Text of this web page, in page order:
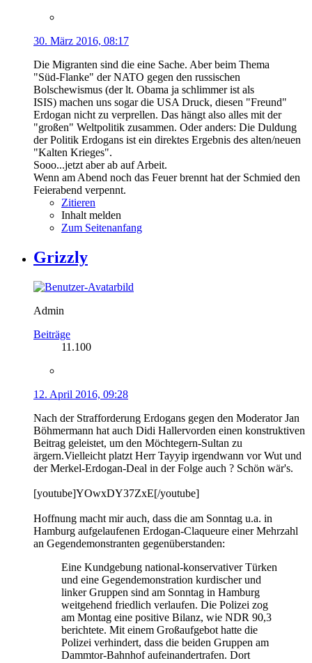
30. März 2016, 08:17
Die Migranten sind die eine Sache. Aber beim Thema
"Süd-Flanke" der NATO gegen den russischen
Bolschewismus (der lt. Obama ja schlimmer ist als
ISIS) machen uns sogar die USA Druck, diesen "Freund"
Erdogan nicht zu verprellen. Das hängt also alles mit der
"großen" Weltpolitik zusammen. Oder anders: Die Duldung
der Politik Erdogans ist ein direktes Ergebnis des alten/neuen
"Kalten Krieges".
Sooo...jetzt aber ab auf Arbeit.
Wenn am Abend noch das Feuer brennt hat der Schmied den
Feierabend verpennt.
Zitieren
Inhalt melden
Zum Seitenanfang
Grizzly
Admin
Beiträge
11.100
12. April 2016, 09:28
Nach der Strafforderung Erdogans gegen den Moderator Jan
Böhmermann hat auch Didi Hallervorden einen konstruktiven
Beitrag geleistet, um den Möchtegern-Sultan zu
ärgern.Vielleicht platzt Herr Tayyip irgendwann vor Wut und
der Merkel-Erdogan-Deal in der Folge auch ? Schön wär's.
[youtube]YOwxDY37ZxE[/youtube]
Hoffnung macht mir auch, dass die am Sonntag u.a. in
Hamburg aufgelaufenen Erdogan-Claqueure einer Mehrzahl
an Gegendemonstranten gegenüberstanden:
Eine Kundgebung national-konservativer Türken
und eine Gegendemonstration kurdischer und
linker Gruppen sind am Sonntag in Hamburg
weitgehend friedlich verlaufen. Die Polizei zog
am Montag eine positive Bilanz, wie NDR 90,3
berichtete. Mit einem Großaufgebot hatte die
Polizei verhindert, dass die beiden Gruppen am
Dammtor-Bahnhof aufeinandertrafen. Dort